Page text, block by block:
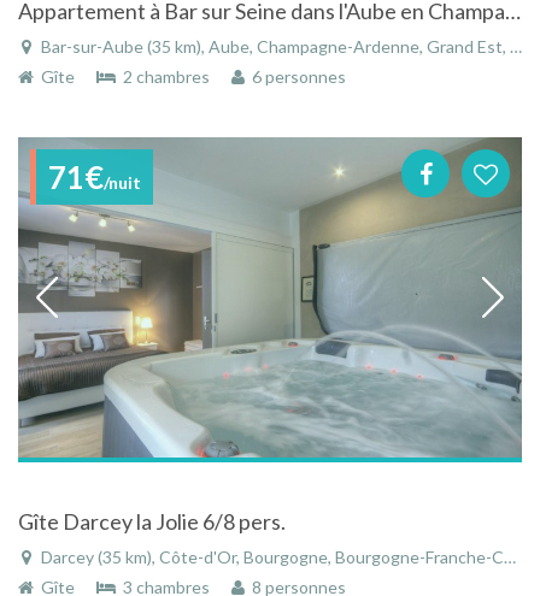
Appartement à Bar sur Seine dans l'Aube en Champagne-Ardenne
Bar-sur-Aube (35 km), Aube, Champagne-Ardenne, Grand Est, France
Gîte
2 chambres 6 personnes
71€/nuit
Gîte Darcey la Jolie 6/8 pers.
Darcey (35 km), Côte-d'Or, Bourgogne, Bourgogne-Franche-Comté, France
Gîte
3 chambres 8 personnes